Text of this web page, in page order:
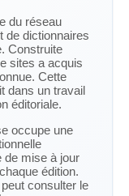
du réseau
de dictionnaires
Construite
sites a acquis
Cette
dans un travail
éditoriale.
occupe une
de mise à jour
édition.
consulter le